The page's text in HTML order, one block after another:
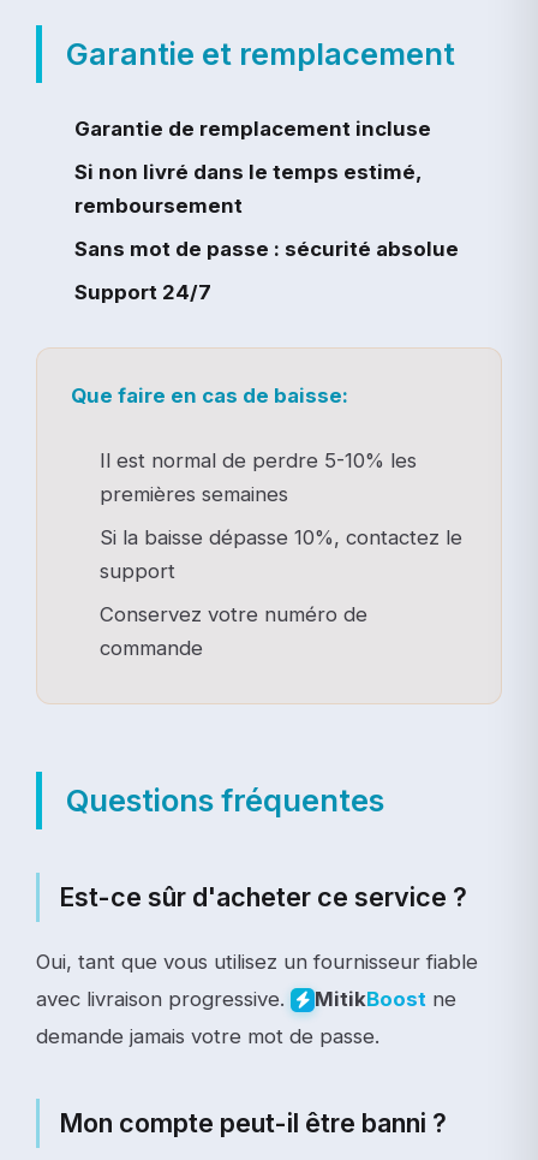
Garantie et remplacement
Garantie de remplacement incluse
Si non livré dans le temps estimé,
remboursement
Sans mot de passe : sécurité absolue
Support 24/7
Que faire en cas de baisse:
Il est normal de perdre 5-10% les
premières semaines
Si la baisse dépasse 10%, contactez le
support
Conservez votre numéro de
commande
Questions fréquentes
Est-ce sûr d'acheter ce service ?
Oui, tant que vous utilisez un fournisseur fiable
avec livraison progressive.
MitikBoost ne
demande jamais votre mot de passe.
Mon compte peut-il être banni ?